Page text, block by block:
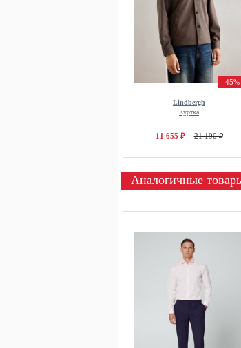
-45%
Lindbergh
Куртка
11 655 ₽ 21 190 ₽
Аналогичные